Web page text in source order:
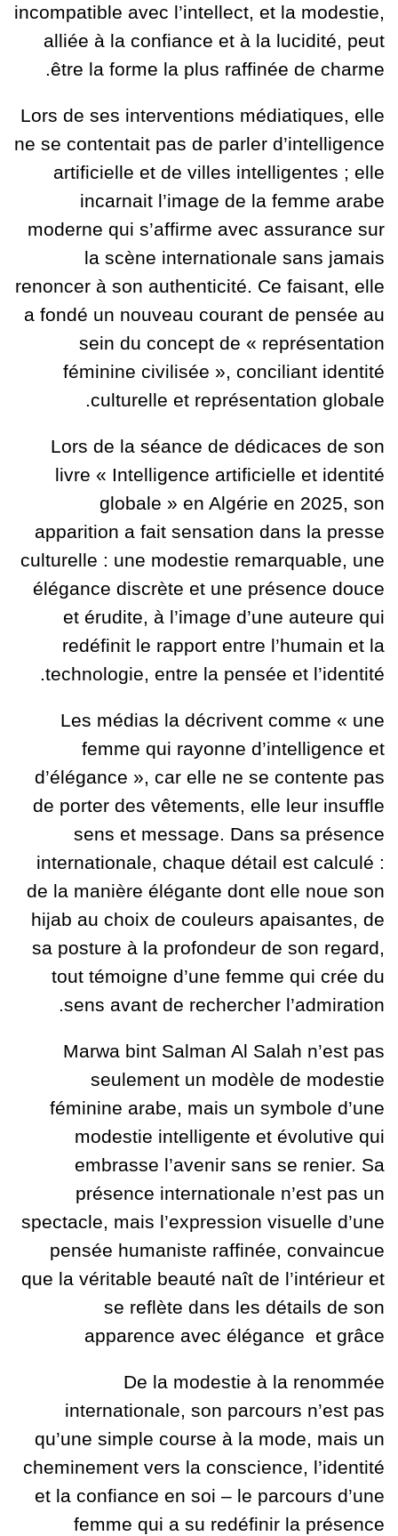
incompatible avec l’intellect, et la modestie,
alliée à la confiance et à la lucidité, peut
être la forme la plus raffinée de charme.
Lors de ses interventions médiatiques, elle
ne se contentait pas de parler d’intelligence
artificielle et de villes intelligentes ; elle
incarnait l’image de la femme arabe
moderne qui s’affirme avec assurance sur
la scène internationale sans jamais
renoncer à son authenticité. Ce faisant, elle
a fondé un nouveau courant de pensée au
sein du concept de « représentation
féminine civilisée », conciliant identité
culturelle et représentation globale.
Lors de la séance de dédicaces de son
livre « Intelligence artificielle et identité
globale » en Algérie en 2025, son
apparition a fait sensation dans la presse
culturelle : une modestie remarquable, une
élégance discrète et une présence douce
et érudite, à l’image d’une auteure qui
redéfinit le rapport entre l’humain et la
technologie, entre la pensée et l’identité.
Les médias la décrivent comme « une
femme qui rayonne d’intelligence et
d’élégance », car elle ne se contente pas
de porter des vêtements, elle leur insuffle
sens et message. Dans sa présence
internationale, chaque détail est calculé :
de la manière élégante dont elle noue son
hijab au choix de couleurs apaisantes, de
sa posture à la profondeur de son regard,
tout témoigne d’une femme qui crée du
sens avant de rechercher l’admiration.
Marwa bint Salman Al Salah n’est pas
seulement un modèle de modestie
féminine arabe, mais un symbole d’une
modestie intelligente et évolutive qui
embrasse l’avenir sans se renier. Sa
présence internationale n’est pas un
spectacle, mais l’expression visuelle d’une
pensée humaniste raffinée, convaincue
que la véritable beauté naît de l’intérieur et
se reflète dans les détails de son
apparence avec élégance et grâce
De la modestie à la renommée
internationale, son parcours n’est pas
qu’une simple course à la mode, mais un
cheminement vers la conscience, l’identité
et la confiance en soi – le parcours d’une
femme qui a su redéfinir la présence